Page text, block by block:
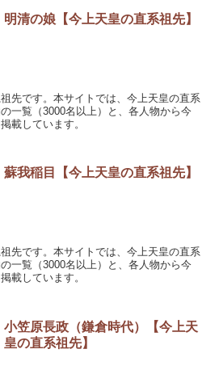
明清の娘【今上天皇の直系祖先】
先です。本サイトでは、今上天皇の直系
一覧（3000名以上）と、各人物から今
載しています。
蘇我稲目【今上天皇の直系祖先】
先です。本サイトでは、今上天皇の直系
一覧（3000名以上）と、各人物から今
載しています。
小笠原長政（鎌倉時代）【今上天
皇の直系祖先】